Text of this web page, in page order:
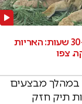
אחרי יותר מ-30 שעות: האריות
צפו
במהלך מבצעים
תיק חזק